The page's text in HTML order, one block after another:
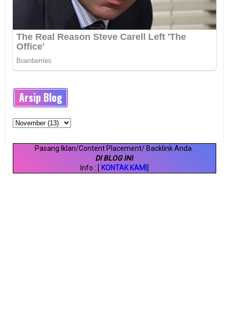
Arsip Blog
Pasang Iklan/Content Placement/ Backlink Anda
DI BLOG INI.
Info : [ KONTAK KAMI ]